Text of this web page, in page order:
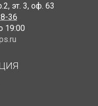
, эт. 3, оф. 63
36
19:00